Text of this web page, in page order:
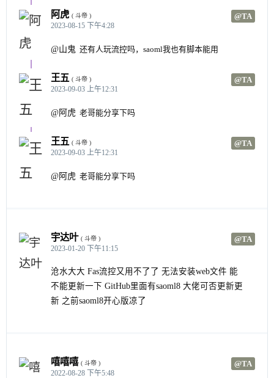
阿虎 @TA
( 斗帝 )
2023-08-15 下午4:28
@山鬼 还有人玩流控吗，saoml我也有脚本能用
王五 @TA
( 斗帝 )
2023-09-03 上午12:31
@阿虎 老哥能分享下吗
王五 @TA
( 斗帝 )
2023-09-03 上午12:31
@阿虎 老哥能分享下吗
宇达叶 @TA
( 斗帝 )
2023-01-20 下午11:15
沧水大大 Fas流控又用不了了 无法安装web文件 能
不能更新一下 GitHub里面有saoml8 大佬可否更新更
新 之前saoml8开心版凉了
嘻嘻嘻 @TA
( 斗帝 )
2022-08-28 下午5:48